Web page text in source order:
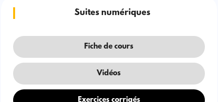
Suites numériques
Fiche de cours
Vidéos